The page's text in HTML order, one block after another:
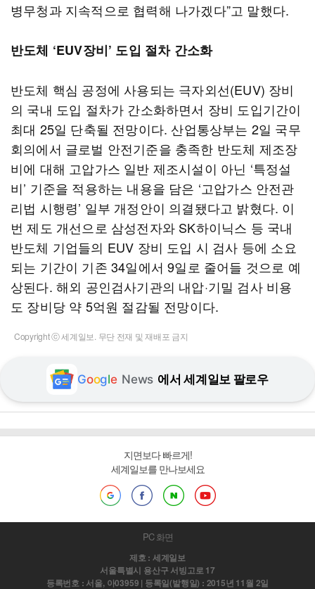
병무청과 지속적으로 협력해 나가겠다”고 말했다.
반도체 ‘EUV장비’ 도입 절차 간소화
반도체 핵심 공정에 사용되는 극자외선(EUV) 장비
의 국내 도입 절차가 간소화하면서 장비 도입기간이
최대 25일 단축될 전망이다. 산업통상부는 2일 국무
회의에서 글로벌 안전기준을 충족한 반도체 제조장
비에 대해 고압가스 일반 제조시설이 아닌 ‘특정설
비’ 기준을 적용하는 내용을 담은 ‘고압가스 안전관
리법 시행령’ 일부 개정안이 의결됐다고 밝혔다. 이
번 제도 개선으로 삼성전자와 SK하이닉스 등 국내
반도체 기업들의 EUV 장비 도입 시 검사 등에 소요
되는 기간이 기존 34일에서 9일로 줄어들 것으로 예
상된다. 해외 공인검사기관의 내압·기밀 검사 비용
도 장비당 약 5억원 절감될 전망이다.
Copyright ⓒ 세계일보. 무단 전재 및 재배포 금지
Google News 에서 세계일보 팔로우
지면보다 빠르게!
세계일보를 만나보세요
PC 화면
제호 : 세계일보
서울특별시 용산구 서빙고로 17
등록번호 : 서울, 아03959 | 등록일(발행일) : 2015년 11월 2일